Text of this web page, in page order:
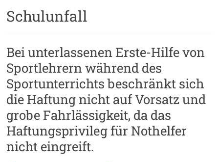
Schulunfall
Bei unterlassenen Erste-Hilfe von
Sportlehrern während des
Sportunterrichts beschränkt sich
die Haftung nicht auf Vorsatz und
grobe Fahrlässigkeit, da das
Haftungsprivileg für Nothelfer
nicht eingreift.